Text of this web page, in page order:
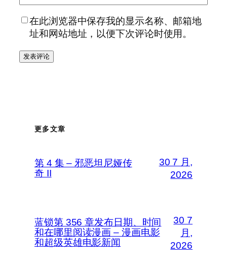
在此浏览器中保存我的显示名称、邮箱地
址和网站地址，以便下次评论时使用。
更多文章
第 4 集 – 邪恶坦尼娅传
奇 II
30 7 月,
2026
蓝锁第 356 章发布日期、时间
和在哪里阅读漫画 – 漫画电影
和超级英雄电影新闻
30 7
月,
2026